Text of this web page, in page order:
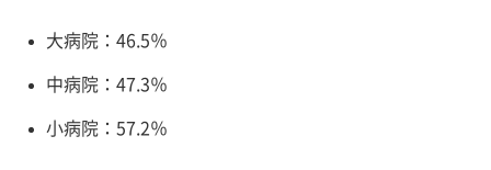
大病院：46.5％
中病院：47.3％
小病院：57.2％